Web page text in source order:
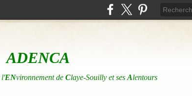
ADENCA
l'ENvironnement de Claye-Souilly et ses Alentours